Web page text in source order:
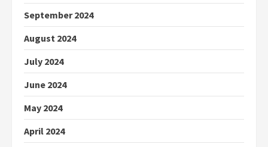
September 2024
August 2024
July 2024
June 2024
May 2024
April 2024